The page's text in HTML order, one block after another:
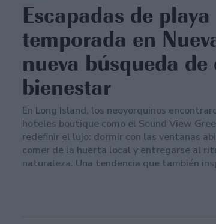
Escapadas de
temporada en
nueva búsqueda
bienestar
En Long Island, los neoyorquinos
hoteles boutique como el Sound View
redefinir el lujo: dormir con las ventanas
comer de la huerta local y entregarse al
naturaleza. Una tendencia que también